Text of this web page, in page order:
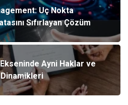
Uç Nokta
Sıfırlayan Çözüm
Ayni Haklar ve